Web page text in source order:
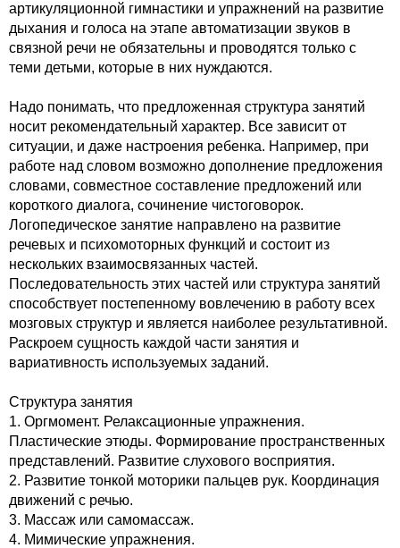
артикуляционной гимнастики и упражнений на развитие
дыхания и голоса на этапе автоматизации звуков в
связной речи не обязательны и проводятся только с
теми детьми, которые в них нуждаются.
Надо понимать, что предложенная структура занятий
носит рекомендательный характер. Все зависит от
ситуации, и даже настроения ребенка. Например, при
работе над словом возможно дополнение предложения
словами, совместное составление предложений или
короткого диалога, сочинение чистоговорок.
Логопедическое занятие направлено на развитие
речевых и психомоторных функций и состоит из
нескольких взаимосвязанных частей.
Последовательность этих частей или структура занятий
способствует постепенному вовлечению в работу всех
мозговых структур и является наиболее результативной.
Раскроем сущность каждой части занятия и
вариативность используемых заданий.
Структура занятия
1. Оргмомент. Релаксационные упражнения.
Пластические этюды. Формирование пространственных
представлений. Развитие слухового восприятия.
2. Развитие тонкой моторики пальцев рук. Координация
движений с речью.
3. Массаж или самомассаж.
4. Мимические упражнения.